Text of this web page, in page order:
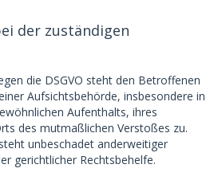
der zuständigen
die DSGVO steht den Betroffenen
Aufsichtsbehörde, insbesondere in
Aufenthalts, ihres
des mutmaßlichen Verstoßes zu.
unbeschadet anderweitiger
gerichtlicher Rechtsbehelfe.